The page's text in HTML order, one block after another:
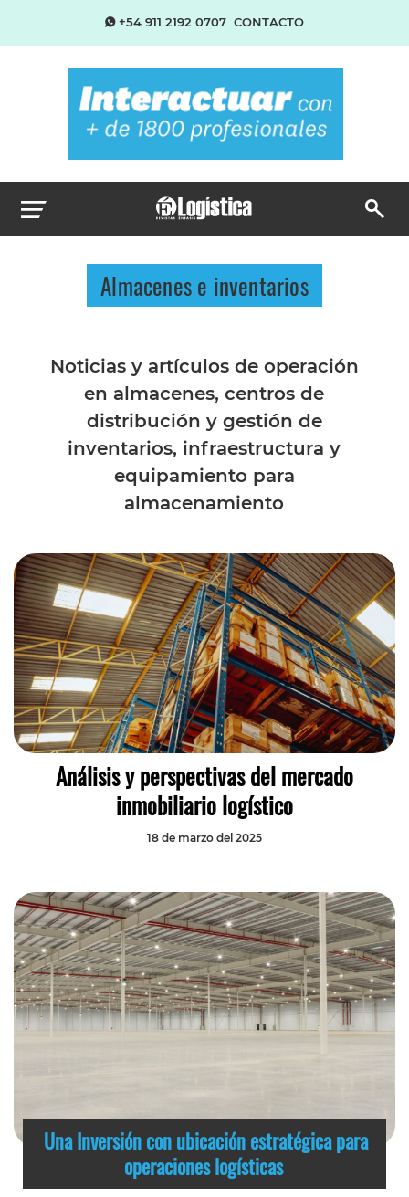
+54 911 2192 0707 CONTACTO
Almacenes e inventarios
Noticias y artículos de operación
en almacenes, centros de
distribución y gestión de
inventarios, infraestructura y
equipamiento para
almacenamiento
Análisis y perspectivas del mercado
inmobiliario logístico
18 de marzo del 2025
Una Inversión con ubicación estratégica para
operaciones logísticas